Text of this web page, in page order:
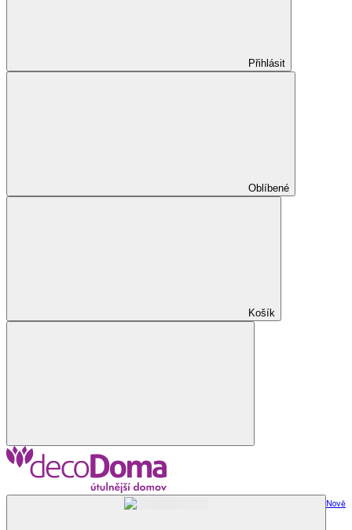
Přihlásit
Oblíbené
Košík
Nově